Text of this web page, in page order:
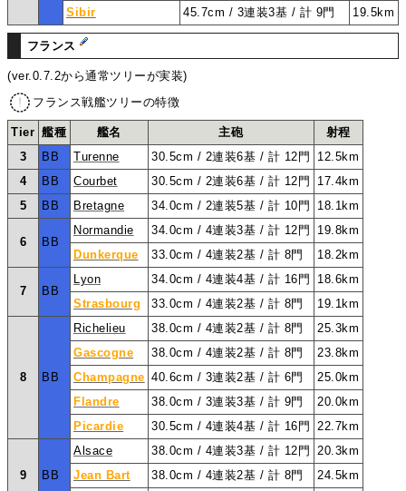
Sibir
45.7cm / 3連装3基 / 計 9門 19.5km
フランス
(ver.0.7.2から通常ツリーが実装)
フランス戦艦ツリーの特徴
Tier 艦種 艦名 主砲
射程
3
BB Turenne 30.5cm / 2連装6基 / 計 12門
12.5km
4
BB Courbet 30.5cm / 2連装6基 / 計 12門
17.4km
5
BB Bretagne 34.0cm / 2連装5基 / 計 10門 18.1km
6 BB
Normandie 34.0cm / 4連装3基 / 計 12門
19.8km
Dunkerque
33.0cm / 4連装2基 / 計 8門 18.2km
7 BB
Lyon 34.0cm / 4連装4基 / 計 16門
18.6km
Strasbourg
33.0cm / 4連装2基 / 計 8門 19.1km
8 BB
Richelieu 38.0cm / 4連装2基 / 計 8門
25.3km
Gascogne
38.0cm / 4連装2基 / 計 8門
23.8km
Champagne 40.6cm / 3連装2基 / 計 6門
25.0km
Flandre
38.0cm / 3連装3基 / 計 9門
20.0km
Picardie
30.5cm / 4連装4基 / 計 16門 22.7km
9 BB
Alsace 38.0cm / 4連装3基 / 計 12門
20.3km
Jean Bart
38.0cm / 4連装2基 / 計 8門
24.5km